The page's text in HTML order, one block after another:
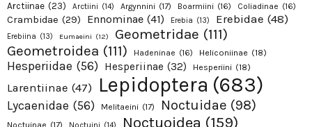
Arctiinae (23) Arctiini (14) Argynnini (17) Boarmiini (16) Coliadinae (16)
Crambidae (29) Ennominae (41) Erebia (13) Erebidae (48)
Erebiina (13) Eumaeini (12) Geometridae (111)
Geometroidea (111) Hadeninae (16) Heliconiinae (18)
Hesperiidae (56) Hesperiinae (32) Hesperiini (18)
Larentiinae (47) Lepidoptera (683)
Lycaenidae (56) Melitaeini (17) Noctuidae (98)
Noctuoidea (159)